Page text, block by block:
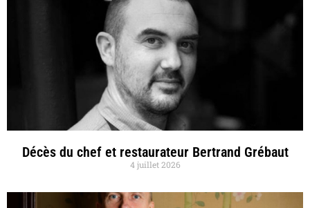
Décès du chef et restaurateur Bertrand Grébaut
4 juillet 2026